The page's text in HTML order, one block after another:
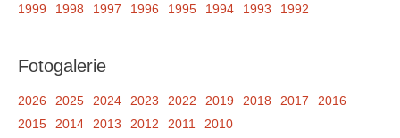
1999
1998 1997 1996 1995 1994 1993 1992
Fotogalerie
2026 2025 2024 2023 2022 2019 2018 2017
2016
2015
2014 2013 2012 2011 2010